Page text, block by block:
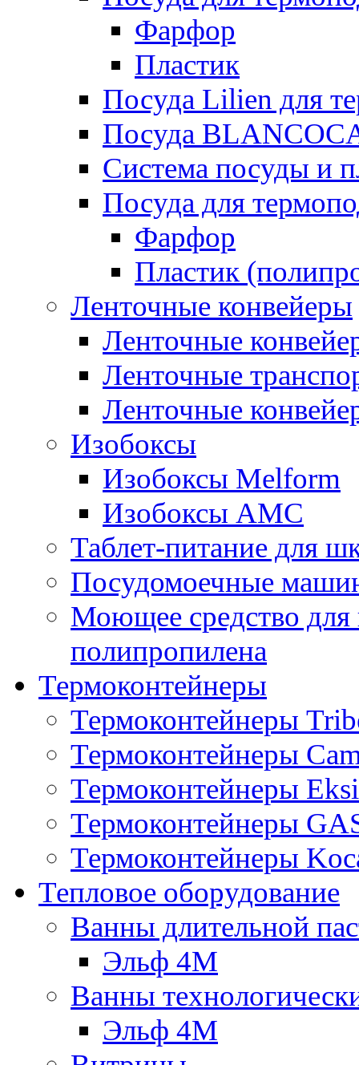
Фарфор
Пластик
Посуда Lilien для
Посуда
Система посуды и
Посуда для
Фарфор
Пластик
Ленточные конвейеры
Ленточные
Ленточные
Ленточные
Изобоксы
Изобоксы Melform
Изобоксы AMC
Таблет-питание для
Посудомоечные
Моющее средство для
полипропилена
Термоконтейнеры
Термоконтейнеры
Термоконтейнеры
Термоконтейнеры Eksi
Термоконтейнеры
Термоконтейнеры
Тепловое оборудование
Ванны длительной
Эльф 4М
Ванны
Эльф 4М